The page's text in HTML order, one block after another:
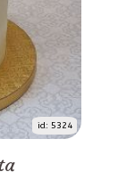
id: 5324